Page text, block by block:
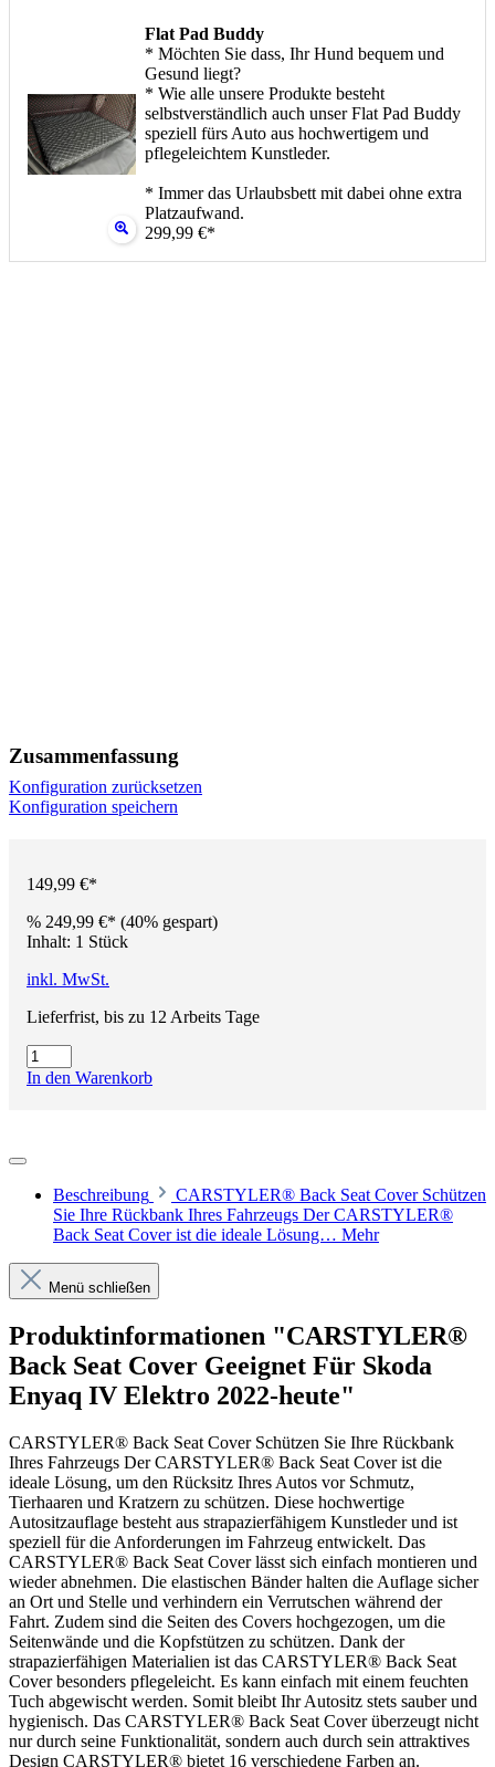
Flat Pad Buddy
* Möchten Sie dass, Ihr Hund bequem und
Gesund liegt?
* Wie alle unsere Produkte besteht
selbstverständlich auch unser Flat Pad Buddy
speziell fürs Auto aus hochwertigem und
pflegeleichtem Kunstleder.
* Immer das Urlaubsbett mit dabei ohne extra
Platzaufwand.
299,99 €*
Zusammenfassung
Konfiguration zurücksetzen
Konfiguration speichern
149,99 €*
% 249,99 €* (40% gespart)
Inhalt: 1 Stück
inkl. MwSt.
Lieferfrist, bis zu 12 Arbeits Tage
In den Warenkorb
Beschreibung
CARSTYLER® Back Seat Cover Schützen
Sie Ihre Rückbank Ihres Fahrzeugs Der CARSTYLER®
Back Seat Cover ist die ideale Lösung… Mehr
Menü schließen
Produktinformationen "CARSTYLER®
Back Seat Cover Geeignet Für Skoda
Enyaq IV Elektro 2022-heute"
CARSTYLER® Back Seat Cover Schützen Sie Ihre Rückbank
Ihres Fahrzeugs Der CARSTYLER® Back Seat Cover ist die
ideale Lösung, um den Rücksitz Ihres Autos vor Schmutz,
Tierhaaren und Kratzern zu schützen. Diese hochwertige
Autositzauflage besteht aus strapazierfähigem Kunstleder und ist
speziell für die Anforderungen im Fahrzeug entwickelt. Das
CARSTYLER® Back Seat Cover lässt sich einfach montieren und
wieder abnehmen. Die elastischen Bänder halten die Auflage sicher
an Ort und Stelle und verhindern ein Verrutschen während der
Fahrt. Zudem sind die Seiten des Covers hochgezogen, um die
Seitenwände und die Kopfstützen zu schützen. Dank der
strapazierfähigen Materialien ist das CARSTYLER® Back Seat
Cover besonders pflegeleicht. Es kann einfach mit einem feuchten
Tuch abgewischt werden. Somit bleibt Ihr Autositz stets sauber und
hygienisch. Das CARSTYLER® Back Seat Cover überzeugt nicht
nur durch seine Funktionalität, sondern auch durch sein attraktives
Design CARSTYLER® bietet 16 verschiedene Farben an.